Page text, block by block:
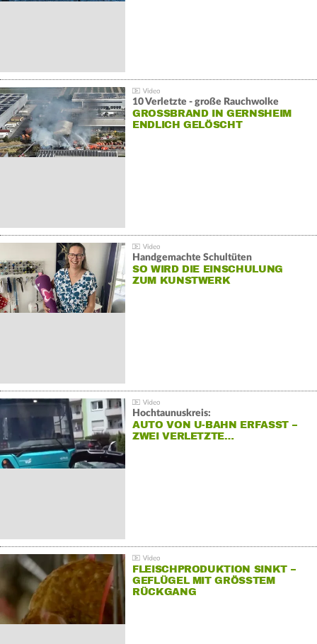
10 Verletzte - große Rauchwolke
GROSSBRAND IN GERNSHEIM E
NDLICH GELÖSCHT
Handgemachte Schultüten
SO WIRD DIE EINSCHULUNG
ZUM KUNSTWERK
Hochtaunuskreis:
AUTO VON U-BAHN ERFASST –
ZWEI VERLETZTE…
FLEISCHPRODUKTION SINKT –
GEFLÜGEL MIT GRÖSSTEM R
ÜCKGANG